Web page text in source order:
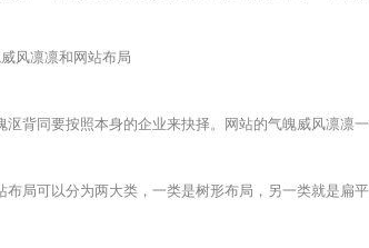
风凛凛和网站布局
同要按照本身的企业来抉择。网站的气魄威风凛凛一
可以分为两大类，一类是树形布局，另一类就是扁平